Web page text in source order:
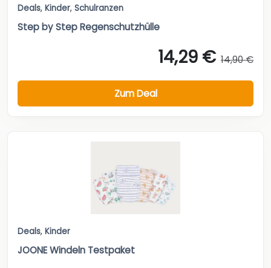
Deals, Kinder, Schulranzen
Step by Step Regenschutzhülle
14,29 € 14,90 €
Zum Deal
Deals, Kinder
JOONE Windeln Testpaket